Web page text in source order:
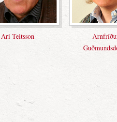
Ástrós Gunnlaugsdóttir